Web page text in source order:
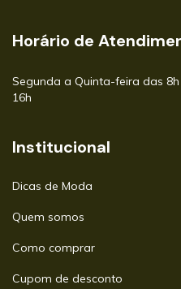
Horário de
Segunda a Quinta-feira das
16h
Institucional
Dicas de Moda
Quem somos
Como comprar
Cupom de desconto